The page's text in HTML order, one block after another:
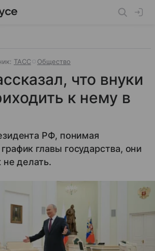
ТАСС Общество
что внуки
к нему в
РФ, понимая
главы государства, они
не делать.